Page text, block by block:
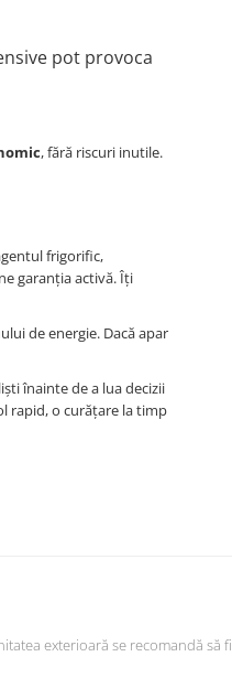
pot provoca
, fără riscuri inutile.
frigorific,
garanția activă. Îți
de energie. Dacă apar
înainte de a lua decizii
rapid, o curățare la timp
exterioară se recomandă să